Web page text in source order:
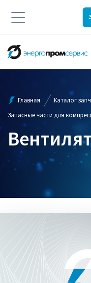
Главная
Каталог
Запасные части для